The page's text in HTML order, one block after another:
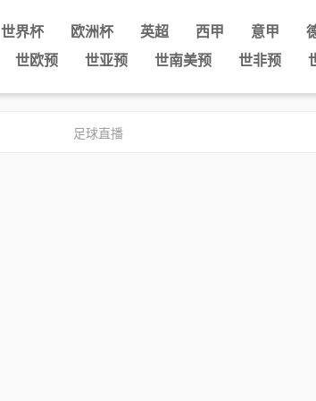
世界杯 欧洲杯 英超 西甲 意甲
世欧预 世亚预 世南美预 世非预
足球直播